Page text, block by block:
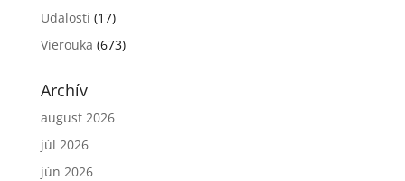
Udalosti (17)
Vierouka (673)
Archív
august 2026
júl 2026
jún 2026